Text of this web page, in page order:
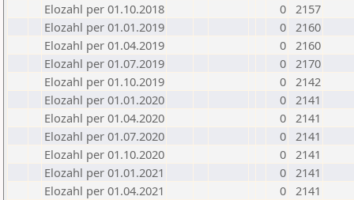
Elozahl per 01.10.2018
0 2157
Elozahl per 01.01.2019
0 2160
Elozahl per 01.04.2019
0 2160
Elozahl per 01.07.2019
0 2170
Elozahl per 01.10.2019
0 2142
Elozahl per 01.01.2020
0 2141
Elozahl per 01.04.2020
0 2141
Elozahl per 01.07.2020
0 2141
Elozahl per 01.10.2020
0 2141
Elozahl per 01.01.2021
0 2141
Elozahl per 01.04.2021
0 2141